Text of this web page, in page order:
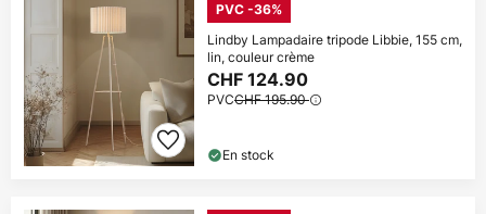
PVC -36%
Lindby Lampadaire tripode Libbie, 155 cm,
lin, couleur crème
CHF 124.90
PVCCHF 195.90
En stock